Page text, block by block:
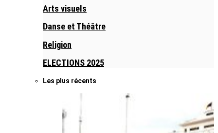
Arts visuels
Danse et Théâtre
Religion
ELECTIONS 2025
Les plus récents